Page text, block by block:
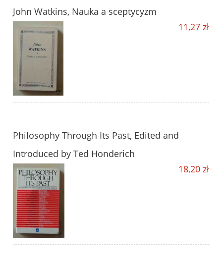
John Watkins, Nauka a sceptycyzm
11,27 zł
Philosophy Through Its Past, Edited and
Introduced by Ted Honderich
18,20 zł